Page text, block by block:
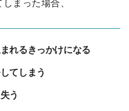
まった場合、
れるきっかけになる
てしまう
う